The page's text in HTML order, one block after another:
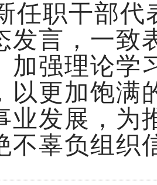
任职干部代
发言，一致
加强理论学
以更加饱满
业发展，为
不辜负组织